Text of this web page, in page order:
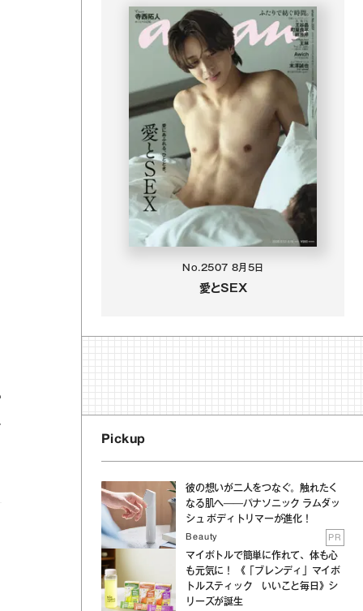
No.2507 8月5日
愛とSEX
Pickup
彼の想いが二人をつなぐ。触れたく
なる肌へ──パナソニック ラムダッ
シュ ボディトリマーが進化！
Beauty PR
マイボトルで簡単に作れて、体も心
も元気に！ 《「ブレンディ」マイボ
トルスティック いいこと毎日》シ
リーズが誕生